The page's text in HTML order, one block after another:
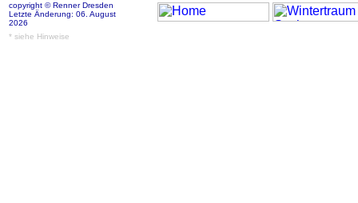
copyright © Renner Dresden
Letzte Änderung: 06. August
2026
* siehe Hinweise